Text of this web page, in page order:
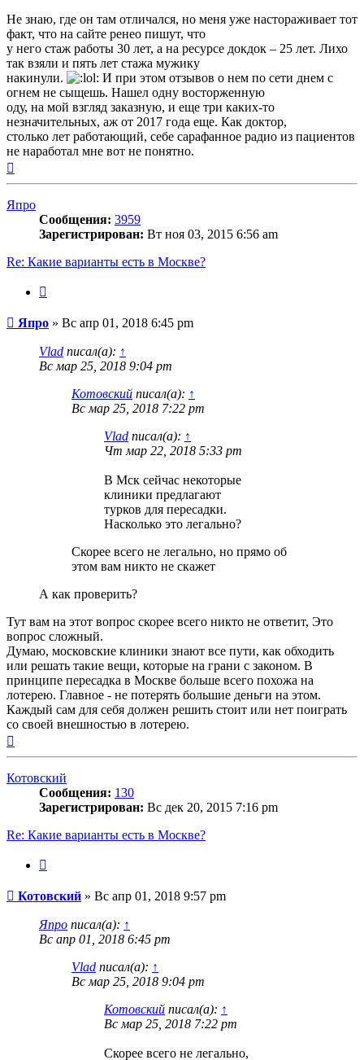
Не знаю, где он там отличался, но меня уже настораживает тот
факт, что на сайте ренео пишут, что
у него стаж работы 30 лет, а на ресурсе докдок – 25 лет. Лихо
так взяли и пять лет стажа мужику
накинули.
И при этом отзывов о нем по сети днем с
огнем не сыщешь. Нашел одну восторженную
оду, на мой взгляд заказную, и еще три каких-то
незначительных, аж от 2017 года еще. Как доктор,
столько лет работающий, себе сарафанное радио из пациентов
не наработал мне вот не понятно.
Япро
Сообщения: 3959
Зарегистрирован: Вт ноя 03, 2015 6:56 am
Re: Какие варианты есть в Москве?
Сообщение
Япро » Вс апр 01, 2018 6:45 pm
Vlad писал(а): ↑
Вс мар 25, 2018 9:04 pm
Котовский писал(а): ↑
Вс мар 25, 2018 7:22 pm
Vlad писал(а): ↑
Чт мар 22, 2018 5:33 pm
В Мск сейчас некоторые
клиники предлагают
турков для пересадки.
Насколько это легально?
Скорее всего не легально, но прямо об
этом вам никто не скажет
А как проверить?
Тут вам на этот вопрос скорее всего никто не ответит, Это
вопрос сложный.
Думаю, московские клиники знают все пути, как обходить
или решать такие вещи, которые на грани с законом. В
принципе пересадка в Москве больше всего похожа на
лотерею. Главное - не потерять большие деньги на этом.
Каждый сам для себя должен решить стоит или нет поиграть
со своей внешностью в лотерею.
Котовский
Сообщения: 130
Зарегистрирован: Вс дек 20, 2015 7:16 pm
Re: Какие варианты есть в Москве?
Сообщение
Котовский » Вс апр 01, 2018 9:57 pm
Япро писал(а): ↑
Вс апр 01, 2018 6:45 pm
Vlad писал(а): ↑
Вс мар 25, 2018 9:04 pm
Котовский писал(а): ↑
Вс мар 25, 2018 7:22 pm
Скорее всего не легально,